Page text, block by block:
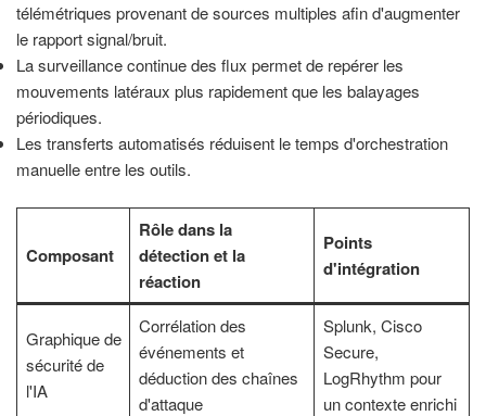
télémétriques provenant de sources multiples afin d'augmenter
le rapport signal/bruit.
La surveillance continue des flux permet de repérer les
mouvements latéraux plus rapidement que les balayages
périodiques.
Les transferts automatisés réduisent le temps d'orchestration
manuelle entre les outils.
Composant
Rôle dans la
détection et la
réaction
Points
d'intégration
Graphique de
sécurité de
l'IA
Corrélation des
événements et
déduction des chaînes
d'attaque
Splunk, Cisco
Secure,
LogRhythm pour
un contexte enrichi